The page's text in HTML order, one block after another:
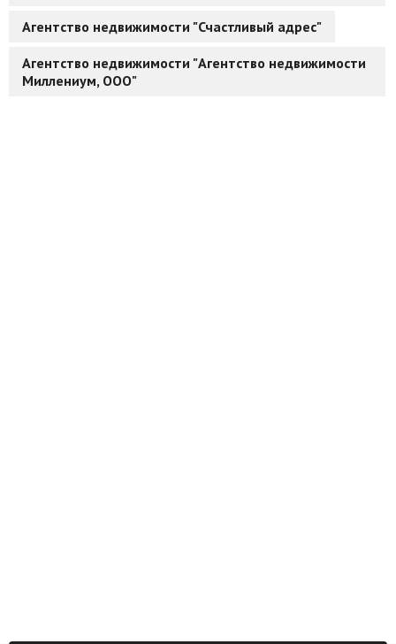
Агентство недвижимости "Счастливый адрес"
Агентство недвижимости "Агентство недвижимости
Миллениум, ООО"